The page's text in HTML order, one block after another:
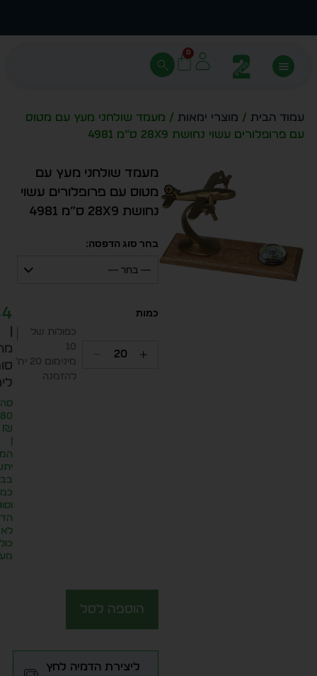
0
עמוד הבית / מוצרי ימאות / מעמד שולחני מעץ עם מטוס
עם פרופלורים עשוי נחושת 28X9 ס”מ 4981
מעמד שולחני מעץ עם
מטוס עם פרופלורים עשוי
נחושת 28X9 ס”מ 4981
בחר סוג הדפסה:
— בחר —
כפולות של
10
מינימום 20 יח׳
להזמנה
₪
לא
הוספה לסל
ליצירת הדמיה לחץ